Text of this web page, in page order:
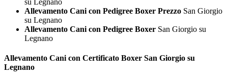
Allevamento Cani con Pedigree Boxer Prezzo San Giorgio
su Legnano
Allevamento Cani con Pedigree Boxer San Giorgio su
Legnano
Allevamento Cani con Certificato Boxer San Giorgio su
Legnano